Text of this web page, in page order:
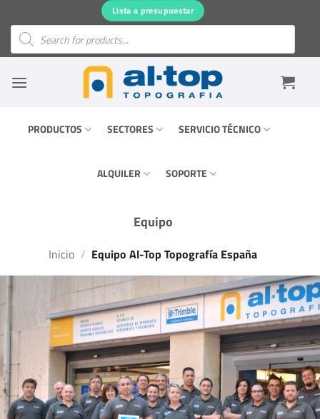
contenido
Lista a presupuestar
Búsqueda
productos
PRODUCTOS SECTORES SERVICIO TÉCNICO
ALQUILER SOPORTE
Equipo
Inicio / Equipo Al-Top Topografía España